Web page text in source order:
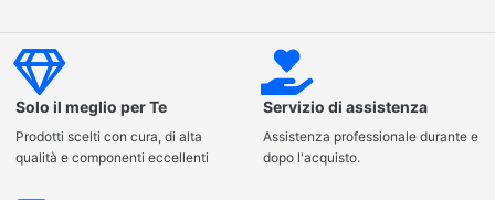
Solo il meglio per Te
Prodotti scelti con cura, di alta
qualità e componenti eccellenti
Servizio di assistenza
Assistenza professionale durante e
dopo l'acquisto.